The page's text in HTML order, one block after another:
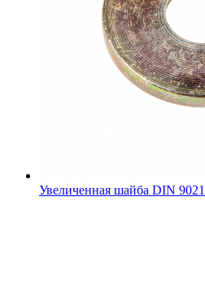
Увеличенная шайба DIN 9021